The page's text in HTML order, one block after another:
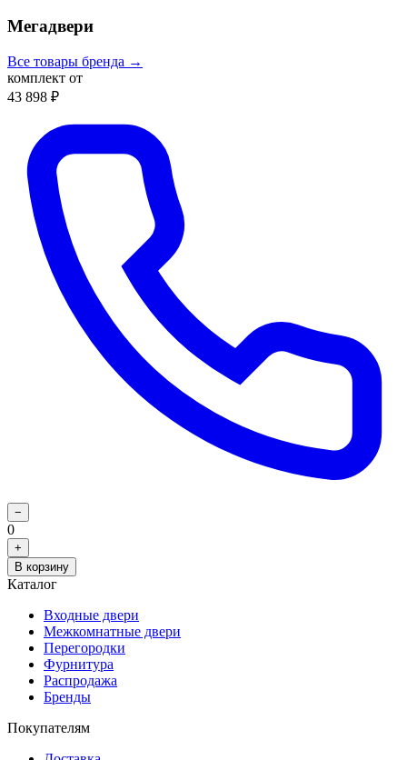
Мегадвери
Все товары бренда →
комплект от
43 898 ₽
−
0
+
В корзину
Каталог
Входные двери
Межкомнатные двери
Перегородки
Фурнитура
Распродажа
Бренды
Покупателям